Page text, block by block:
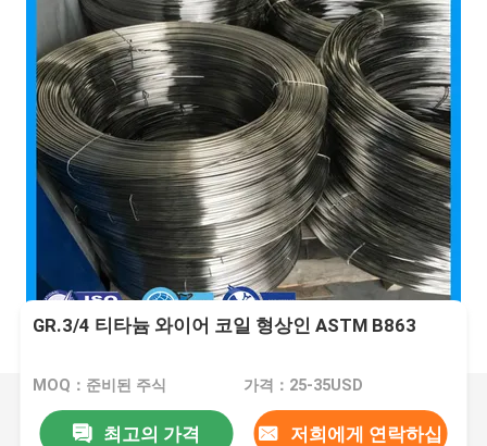
GR.3/4 티타늄 와이어 코일 형상인 ASTM B863
MOQ：준비된 주식 가격：25-35USD
최고의 가격 저희에게 연락하십